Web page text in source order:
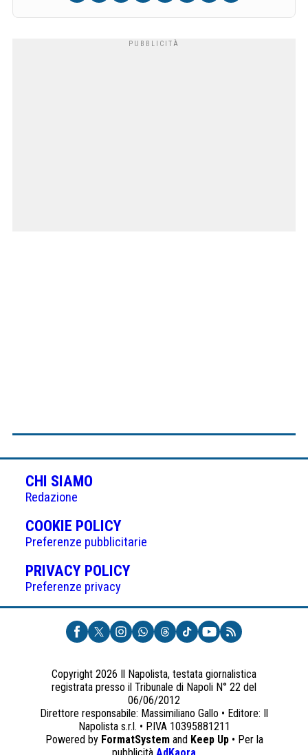
CHI SIAMO
Redazione
COOKIE POLICY(APRE
IN
UNA
NUOVA
Preferenze pubblicitarie
PRIVACY POLICY(APRE
UNA
NUOVA
SCHEDA)
Preferenze privacy
Copyright 2026 Il Napolista, testata giornalistica
registrata presso il Tribunale di Napoli N° 22 del
06/06/2012
Direttore responsabile: Massimiliano Gallo • Editore: Il
Napolista s.r.l. • P.IVA 10395881211
Powered by FormatSystemand Keep Up• Per la
pubblicità AdKaora